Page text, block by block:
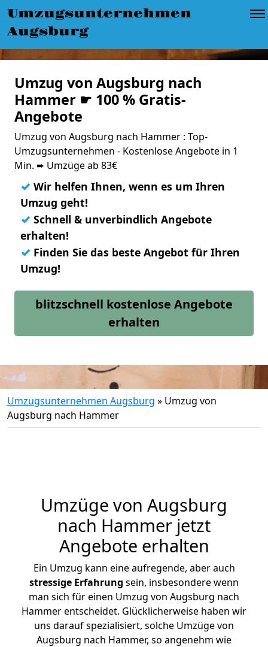
Umzugsunternehmen
Augsburg
Umzug von Augsburg nach
Hammer ☛ 100 % Gratis-
Angebote
Umzug von Augsburg nach Hammer : Top-
Umzugsunternehmen - Kostenlose Angebote in 1
Min. ➨ Umzüge ab 83€
✓ Wir helfen Ihnen, wenn es um Ihren
Umzug geht!
✓ Schnell & unverbindlich Angebote
erhalten!
✓ Finden Sie das beste Angebot für Ihren
Umzug!
blitzschnell kostenlose Angebote
erhalten
Umzugsunternehmen Augsburg » Umzug von
Augsburg nach Hammer
Umzüge von Augsburg
nach Hammer jetzt
Angebote erhalten
Ein Umzug kann eine aufregende, aber auch
stressige Erfahrung sein, insbesondere wenn
man sich für einen Umzug von Augsburg nach
Hammer entscheidet. Glücklicherweise haben wir
uns darauf spezialisiert, solche Umzüge von
Augsburg nach Hammer, so angenehm wie